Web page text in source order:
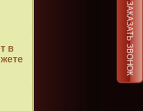
в
ЗАКАЗАТЬ ЗВОНОК